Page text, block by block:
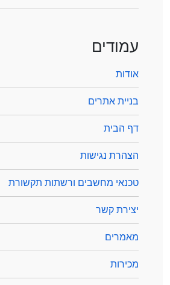
עמודים
אודות
בניית אתרים
דף הבית
הצהרת נגישות
טכנאי מחשבים ורשתות תקשורת
יצירת קשר
מאמרים
מכירות